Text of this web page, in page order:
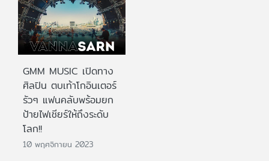
GMM MUSIC เปิดทาง
ศิลปิน ตบเท้าโกอินเตอร์
รัวๆ แฟนคลับพร้อมยก
ป้ายไฟเชียร์ให้ถึงระดับ
โลก!!
10 พฤศจิกายน 2023